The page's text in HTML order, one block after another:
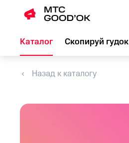
Каталог Скопируй гудок
Назад к каталогу